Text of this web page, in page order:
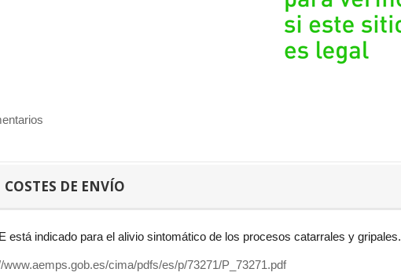
COSTES DE ENVÍO
está indicado para el alivio sintomático de los procesos catarrales y gripales.
www.aemps.gob.es/cima/pdfs/es/p/73271/P_73271.pdf